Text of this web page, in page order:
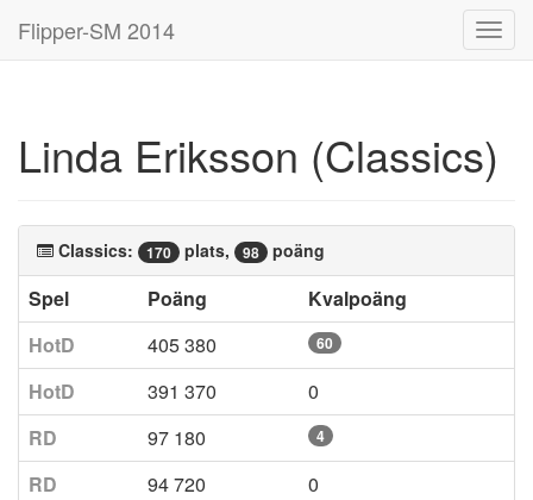
Flipper-SM 2014
Linda Eriksson (Classics)
Classics: 170 plats, 98 poäng
Spel Poäng
Kvalpoäng
HotD
405 380 60
HotD 391 370
0
RD
97 180 4
RD 94 720
0